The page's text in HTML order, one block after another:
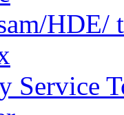
HDE/
Service